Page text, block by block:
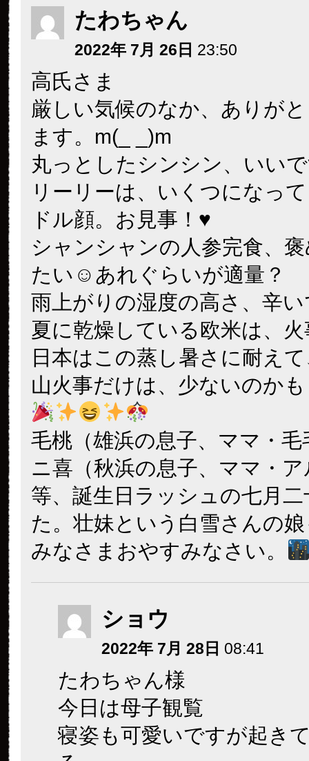
たわちゃん
2022年 7月 26日 23:50
高氏さま
厳しい気候のなか、ありが
ます。m(_ _)m
丸っとしたシンシン、いい
リーリーは、いくつになっ
ドル顔。お見事！♥
シャンシャンの人参完食、
たい☺あれぐらいが適量？
雨上がりの湿度の高さ、辛
夏に乾燥している欧米は、火
日本はこの蒸し暑さに耐え
山火事だけは、少ないのか
毛桃（雄浜の息子、ママ・毛
ニ喜（秋浜の息子、ママ・
等、誕生日ラッシュの七月
た。壮妹という白雪さんの
みなさまおやすみなさい。
ショウ
2022年 7月 28日 08:41
たわちゃん様
今日は母子観覧
寝姿も可愛いですが起き